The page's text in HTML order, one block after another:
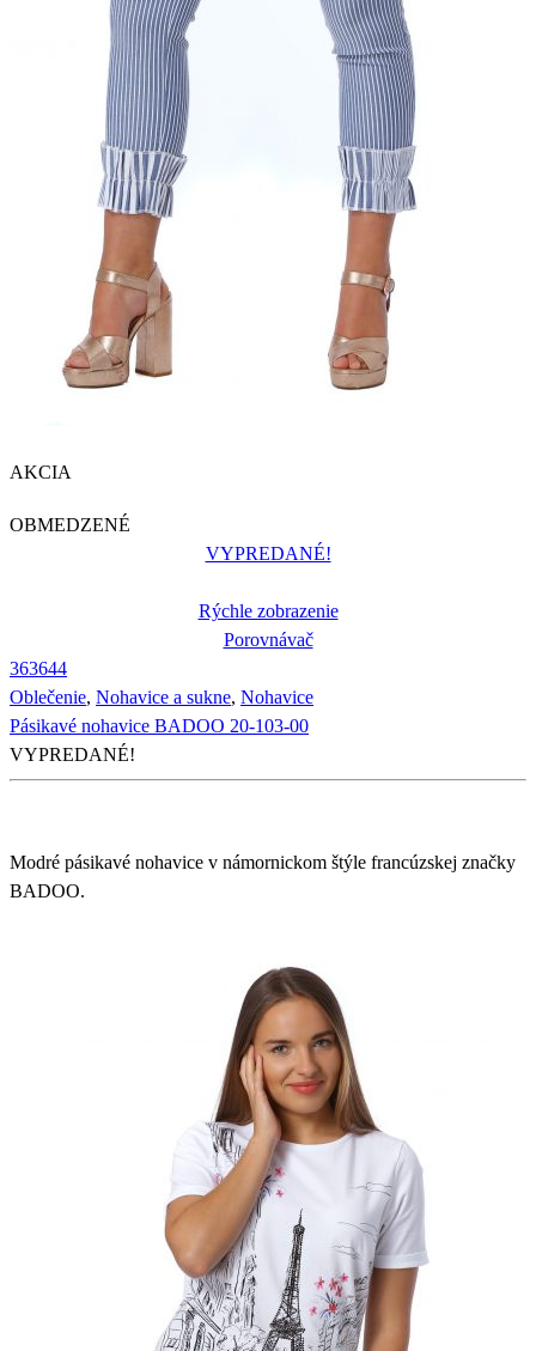
AKCIA
OBMEDZENÉ
VYPREDANÉ!
Rýchle zobrazenie
Porovnávač
363644
Oblečenie, Nohavice a sukne, Nohavice
Pásikavé nohavice BADOO 20-103-00
VYPREDANÉ!
Modré pásikavé nohavice v námornickom štýle francúzskej značky
BADOO.